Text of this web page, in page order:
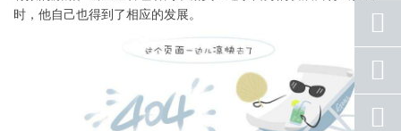
时，他自己也得到了相应的发展。
座机
号码
手机
号码